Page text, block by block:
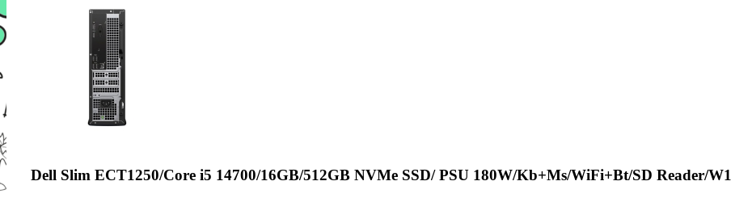
Dell Slim ECT1250/Core i5 14700/16GB/512GB NVMe SSD/ PSU 180W/Kb+Ms/WiFi+Bt/SD Reader/